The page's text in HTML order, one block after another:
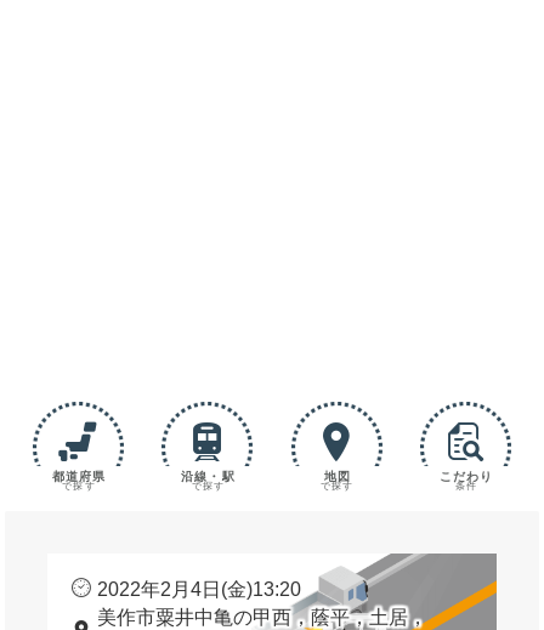
都道府県
で探す
沿線・駅
で探す
地図
で探す
こだわり
条件
2022年2月4日(金)13:20
美作市粟井中亀の甲西，蔭平，土居，